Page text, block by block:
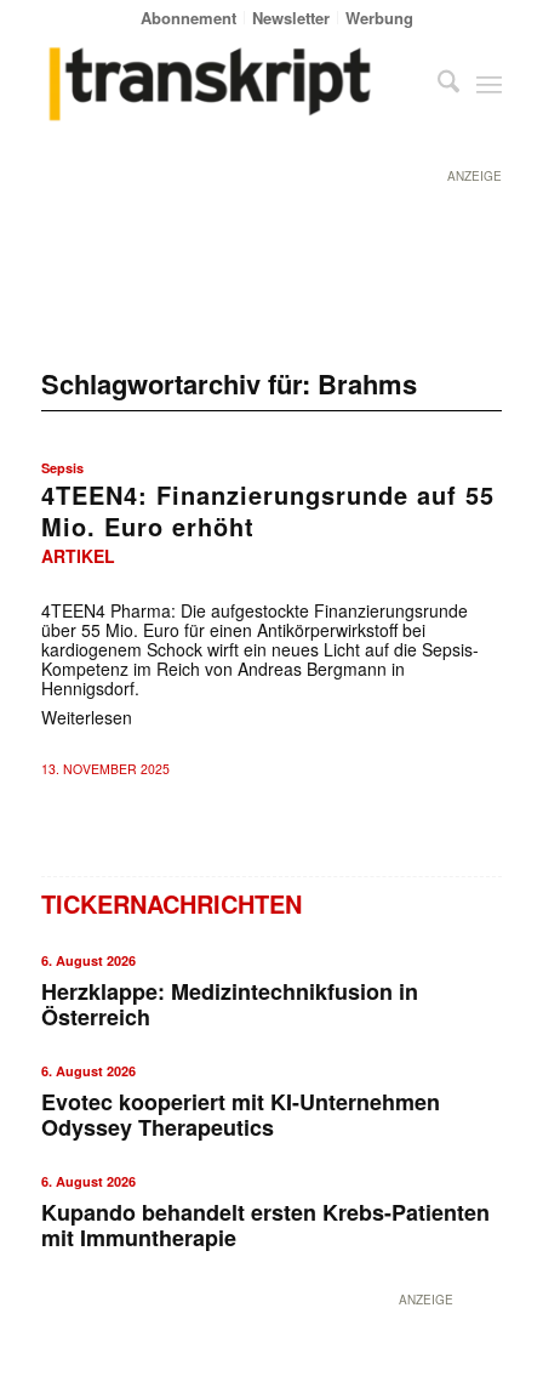
Abonnement Newsletter Werbung
ANZEIGE
Schlagwortarchiv für: Brahms
Sepsis
4TEEN4: Finanzierungsrunde auf 55
Mio. Euro erhöht
ARTIKEL
4TEEN4 Pharma: Die aufgestockte Finanzierungsrunde
über 55 Mio. Euro für einen Antikörperwirkstoff bei
kardiogenem Schock wirft ein neues Licht auf die Sepsis-
Kompetenz im Reich von Andreas Bergmann in
Hennigsdorf.
Weiterlesen
13. NOVEMBER 2025
TICKERNACHRICHTEN
6. August 2026
Herzklappe: Medizintechnikfusion in
Österreich
6. August 2026
Evotec kooperiert mit KI-Unternehmen
Odyssey Therapeutics
6. August 2026
Kupando behandelt ersten Krebs-Patienten
mit Immuntherapie
ANZEIGE